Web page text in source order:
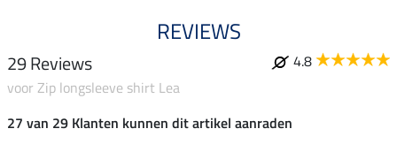
REVIEWS
29 Reviews
4.8
voor Zip longsleeve shirt Lea
27 van 29 Klanten kunnen dit artikel aanraden